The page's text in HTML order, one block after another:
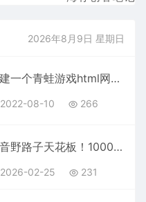
2026年8月9日 星期日
搭建一个青蛙游戏html网页，让你的网站增加用户粘性（搭建教程+源码）
2022-08-10 266
抖音野路子天花板！1000 个信息差，教你打通引流变现任督二脉
2026-02-25 231